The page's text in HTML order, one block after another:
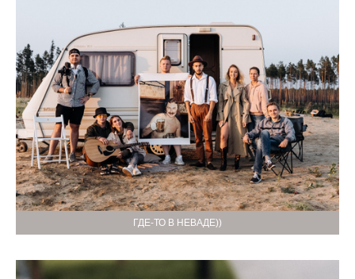
ГДЕ-ТО В НЕВАДЕ))